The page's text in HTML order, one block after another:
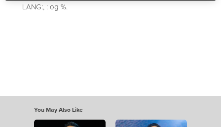
LANG:, : og %.
You May Also Like